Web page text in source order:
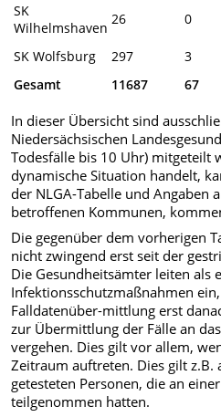
SK
Wilhelmshaven
26 0
SK Wolfsburg 297 3
Gesamt
11687 67
In dieser Übersicht sind
Niedersächsischen
Todesfälle bis 10 Uhr) mitgeteilt
dynamische Situation handelt,
der NLGA-Tabelle und Angaben
betroffenen Kommunen,
Die gegenüber dem vorherigen
nicht zwingend erst seit der
Die Gesundheitsämter leiten
Infektionsschutzmaßnahmen
Falldatenüber-mittlung erst
zur Übermittlung der Fälle an
vergehen. Dies gilt vor allem,
Zeitraum auftreten. Dies gilt
getesteten Personen, die an
teilgenommen hatten.